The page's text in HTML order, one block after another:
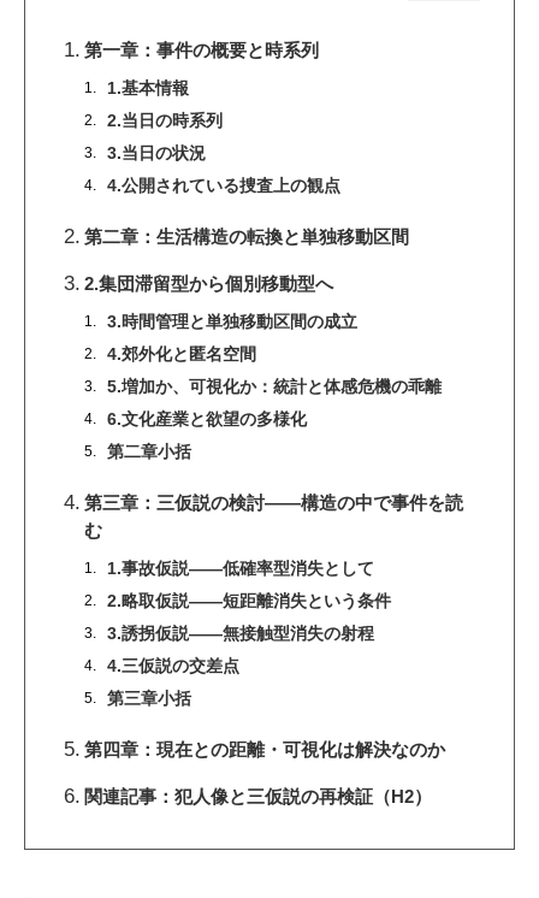
第一章：事件の概要と時系列
1.基本情報
2.当日の時系列
3.当日の状況
4.公開されている捜査上の観点
第二章：生活構造の転換と単独移動区間
2.集団滞留型から個別移動型へ
3.時間管理と単独移動区間の成立
4.郊外化と匿名空間
5.増加か、可視化か：統計と体感危機の乖離
6.文化産業と欲望の多様化
第二章小括
第三章：三仮説の検討――構造の中で事件を読
む
1.事故仮説――低確率型消失として
2.略取仮説――短距離消失という条件
3.誘拐仮説――無接触型消失の射程
4.三仮説の交差点
第三章小括
第四章：現在との距離・可視化は解決なのか
関連記事：犯人像と三仮説の再検証（H2）